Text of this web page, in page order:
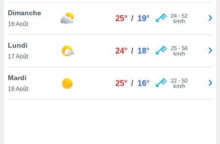
en
de
Dimanche
16 Août
25° / 19° 24- 52
km/h
Lundi
17 Août
24° / 18° 25- 56
km/h
Mardi
18 Août
25° / 16° 22- 50
km/h